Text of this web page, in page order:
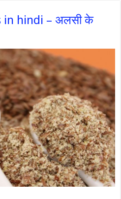
in hindi – अलसी के